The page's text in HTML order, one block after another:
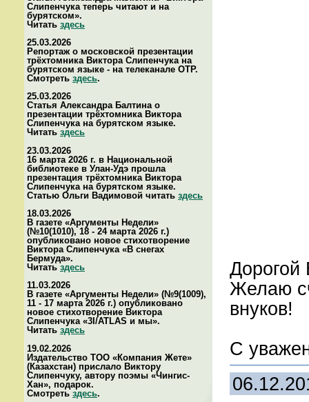
Слипенчука теперь читают и на
бурятском».
Читать здесь
25.03.2026
Репортаж о московской презентации
трёхтомника Виктора Слипенчука на
бурятском языке - на телеканале ОТР.
Смотреть здесь.
25.03.2026
Статья Александра Балтина о
презентации трёхтомника Виктора
Слипенчука на бурятском языке.
Читать здесь
23.03.2026
16 марта 2026 г. в Национальной
библиотеке в Улан-Удэ прошла
презентация трёхтомника Виктора
Слипенчука на бурятском языке.
Статью Ольги Вадимовой читать здесь
18.03.2026
В газете «Аргументы Недели»
(№10(1010), 18 - 24 марта 2026 г.)
опубликовано новое стихотворение
Виктора Слипенчука «В снегах
Бермуда».
Читать здесь
11.03.2026
В газете «Аргументы Недели» (№9(1009),
11 - 17 марта 2026 г.) опубликовано
новое стихотворение Виктора
Слипенчука «3I/ATLAS и мы».
Читать здесь
19.02.2026
Издательство ТОО «Компания Жете»
(Казахстан) прислало Виктору
Слипенчуку, автору поэмы «Чингис-
Хан», подарок.
Смотреть здесь.
Дорогой
Желаю
внуков!
С